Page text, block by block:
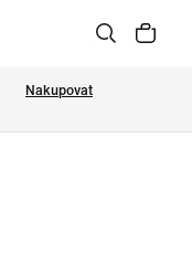
Nakupovat